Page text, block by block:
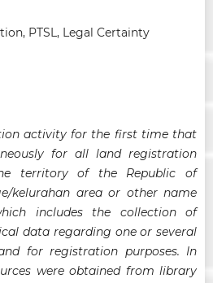
PTSL, Legal Certainty
activity for the first time that
for all land registration
territory of the Republic of
kelurahan area or other name
includes the collection of
data regarding one or several
for registration purposes. In
were obtained from library